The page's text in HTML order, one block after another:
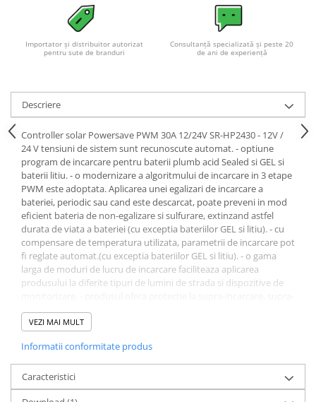
Prize de incarcare vehicule
Accesorii
Acumulatori VRLA AGM/GEL /
Tractiune / LiFePo4
Baterii si acumulatori gel si VRLA
6-12 V
Baterii si acumulatori AGM VRLA
de 6-12 V
Acumulatori Moto, ATV
GEL
AGM
Li-Ion
SLA AGM (Sealed Lead Acid)
Deep Cycle - Tractiune/Semi-
Marine & Caravan
APC
Pachete acumulatori VRLA
Sisteme de management (BMS)
Importator și distribuitor autorizat
pentru sute de branduri
Consultanță specializată și peste 20
de ani de experiență
Descriere
Controller solar Powersave PWM 30A 12/24V SR-HP2430 - 12V /
24 V tensiuni de sistem sunt recunoscute automat. - optiune
program de incarcare pentru baterii plumb acid Sealed si GEL si
baterii litiu. - o modernizare a algoritmului de incarcare in 3 etape
PWM este adoptata. Aplicarea unei egalizari de incarcare a
bateriei, periodic sau cand este descarcat, poate preveni in mod
eficient bateria de non-egalizare si sulfurare, extinzand astfel
durata de viata a bateriei (cu exceptia bateriilor GEL si litiu). - cu
compensare de temperatura utilizata, parametrii de incarcare pot
fi reglate automat.(cu exceptia bateriilor GEL si litiu). - o gama
larga de moduri de lucru de incarcare faciliteaza aplicarea
produsului la diferite tipuri de lumini de strada si dispozitive de
descarcare, suprasarcina, precum si o protectie la scurtcircuit. -
datorita unei metode avansate de pornire de sarcina,
serie de setari ale parametrilor si functie de economisire cu
intrerupere a alimentarii sunt disponibile, astfel incat nu exista
setarea de repetare. - ecran LCD si o interfata om-masina cu 2
chei. - design-ul usor de utilizat al browser-ului si interfetele
VEZI MAI MULT
Informatii conformitate produs
Caracteristici